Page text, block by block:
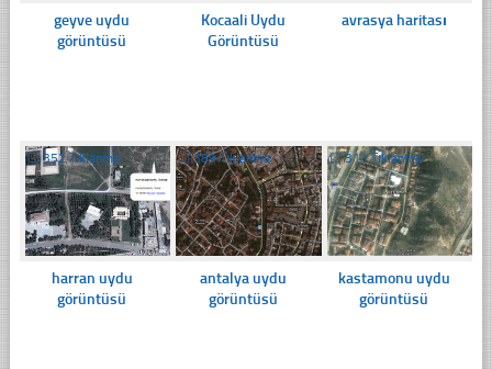
geyve uydu
görüntüsü
Kocaali Uydu
Görüntüsü
avrasya haritası
☐352 Tıklanma
harran uydu
görüntüsü
☐389 Tıklanma
antalya uydu
görüntüsü
☐311 Tıklanma
kastamonu uydu
görüntüsü